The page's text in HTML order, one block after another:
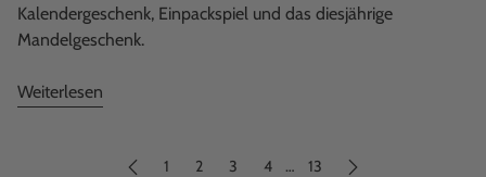
Kalendergeschenk, Einpackspiel und das diesjährige
Mandelgeschenk.
Weiterlesen
1 2 3 4 … 13